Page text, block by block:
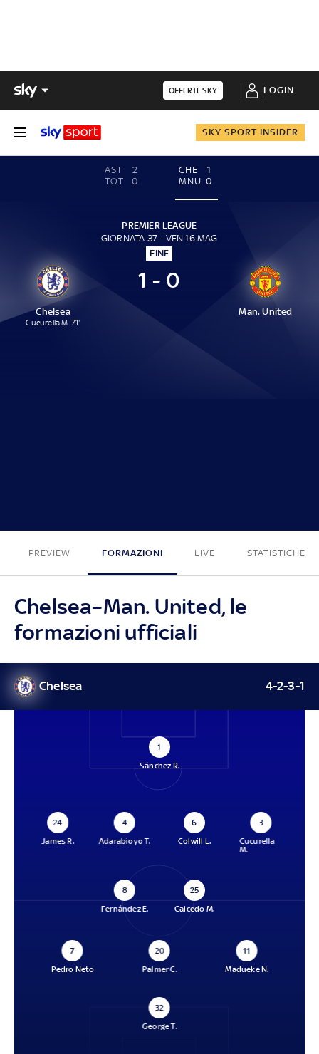
OFFERTE SKY LOGIN
SKY SPORT INSIDER
AST
2
TOT
0
CHE
1
MNU 0
PREMIER LEAGUE
GIORNATA 37 - VEN 16 MAG
FINE
Chelsea
Cucurella M. 71'
1 - 0
Man. United
PREVIEW FORMAZIONI LIVE STATISTICHE
Chelsea–Man. United, le
formazioni ufficiali
Chelsea 4-2-3-1
1
Sánchez R.
24
James R.
4
Adarabioyo T.
6
Colwill L.
3
Cucurella
M.
8
Fernández E.
25
Caicedo M.
7
Pedro Neto
20
Palmer C.
11
Madueke N.
32
George T.